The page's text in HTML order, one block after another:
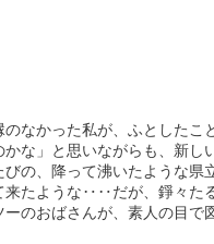
なかった私が、ふとしたこ
な」と思いながらも、新し
の、降って沸いたような県
来たような‥‥だが、錚々た
のおばさんが、素人の目で